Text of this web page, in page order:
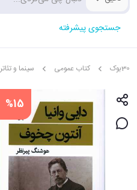
جستجوی پیشرفته
30بوک کتاب عمومی سینما و تئاتر
%15